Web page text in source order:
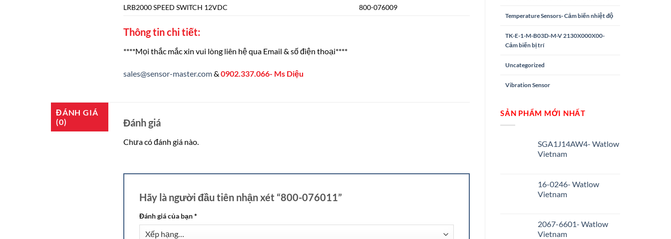
Temperature Sensors- Cảm biến nhiệt độ
TK-E-1-M-B03D-M-V 2130X000X00-
Cảm biến bị trí
Uncategorized
Vibration Sensor
SẢN PHẨM MỚI NHẤT
SGA1J14AW4- Watlow
Vietnam
16-0246- Watlow
Vietnam
2067-6601- Watlow
Vietnam
LRB2000 SPEED SWITCH 12VDC
800-076009
Thông tin chi tiết:
****Mọi thắc mắc xin vui lòng liên hệ qua Email & số điện thoại****
sales@sensor-master.com& 0902.337.066- Ms Diệu
ĐÁNH GIÁ
(0)
Đánh giá
Chưa có đánh giá nào.
Hãy là người đầu tiên nhận xét “800-076011”
Đánh giá của bạn*